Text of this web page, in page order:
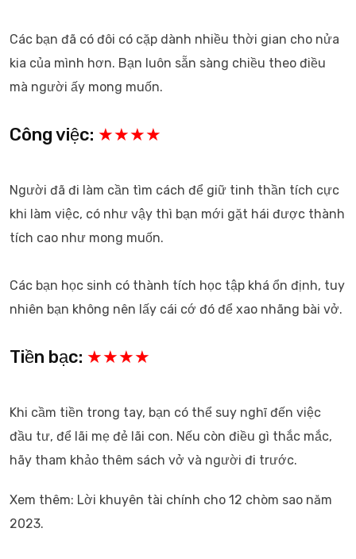
Các bạn đã có đôi có cặp dành nhiều thời gian cho nửa
kia của mình hơn. Bạn luôn sẵn sàng chiều theo điều
mà người ấy mong muốn.
Công việc: ★★★★
Người đã đi làm cần tìm cách để giữ tinh thần tích cực
khi làm việc, có như vậy thì bạn mới gặt hái được thành
tích cao như mong muốn.
Các bạn học sinh có thành tích học tập khá ổn định, tuy
nhiên bạn không nên lấy cái cớ đó để xao nhãng bài vở.
Tiền bạc: ★★★★
Khi cầm tiền trong tay, bạn có thể suy nghĩ đến việc
đầu tư, để lãi mẹ đẻ lãi con. Nếu còn điều gì thắc mắc,
hãy tham khảo thêm sách vở và người đi trước.
Xem thêm: Lời khuyên tài chính cho 12 chòm sao năm
2023.